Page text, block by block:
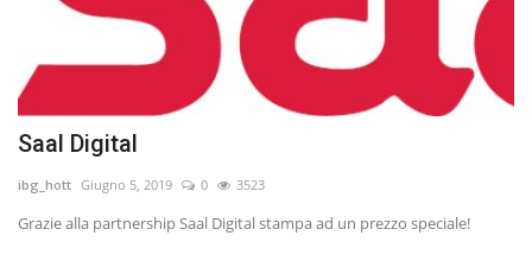
Saal Digital
ibg_hott Giugno 5, 2019 0 3523
Grazie alla partnership Saal Digital stampa ad un prezzo speciale!